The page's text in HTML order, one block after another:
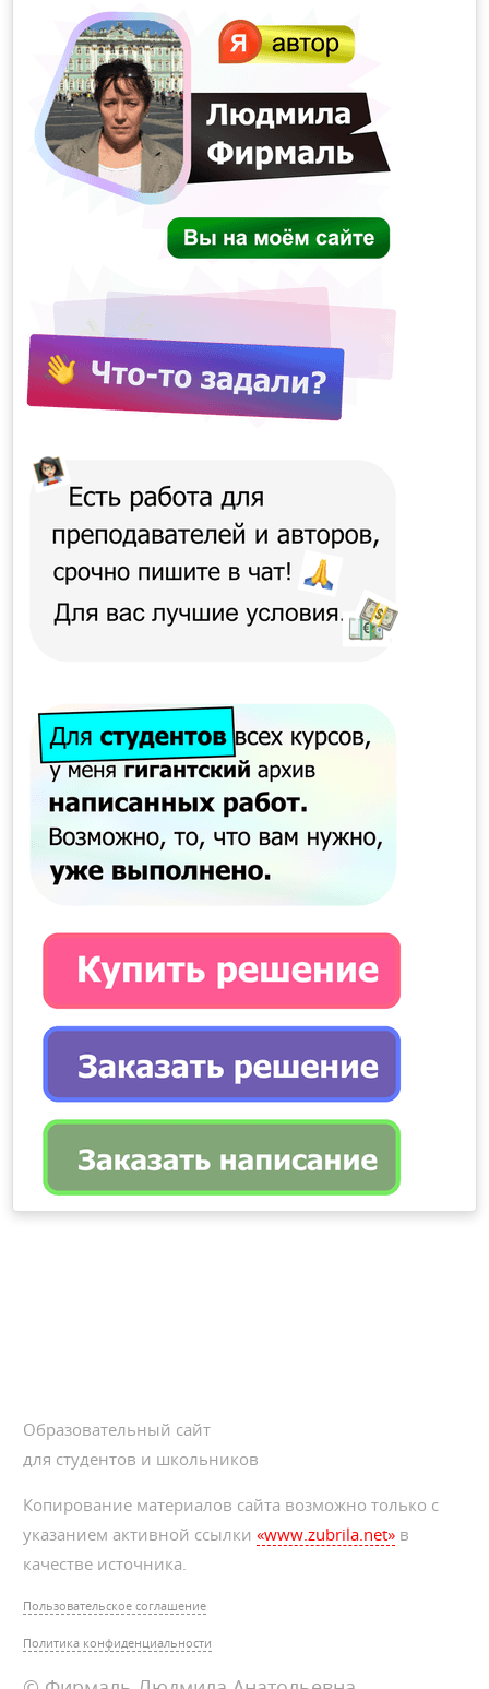
Образовательный сайт
для студентов и школьников
Копирование материалов сайта возможно только с
указанием активной ссылки«www.zubrila.net» в
качестве источника.
Пользовательское соглашение
Политика конфиденциальности